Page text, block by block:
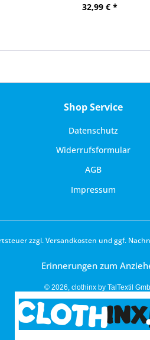
32,99 € *
Shop Service
Datenschutz
Widerrufsformular
AGB
Impressum
zzgl.Versandkosten und ggf.
Erinnerungen zum
© 2026, clothinx by TalTextil